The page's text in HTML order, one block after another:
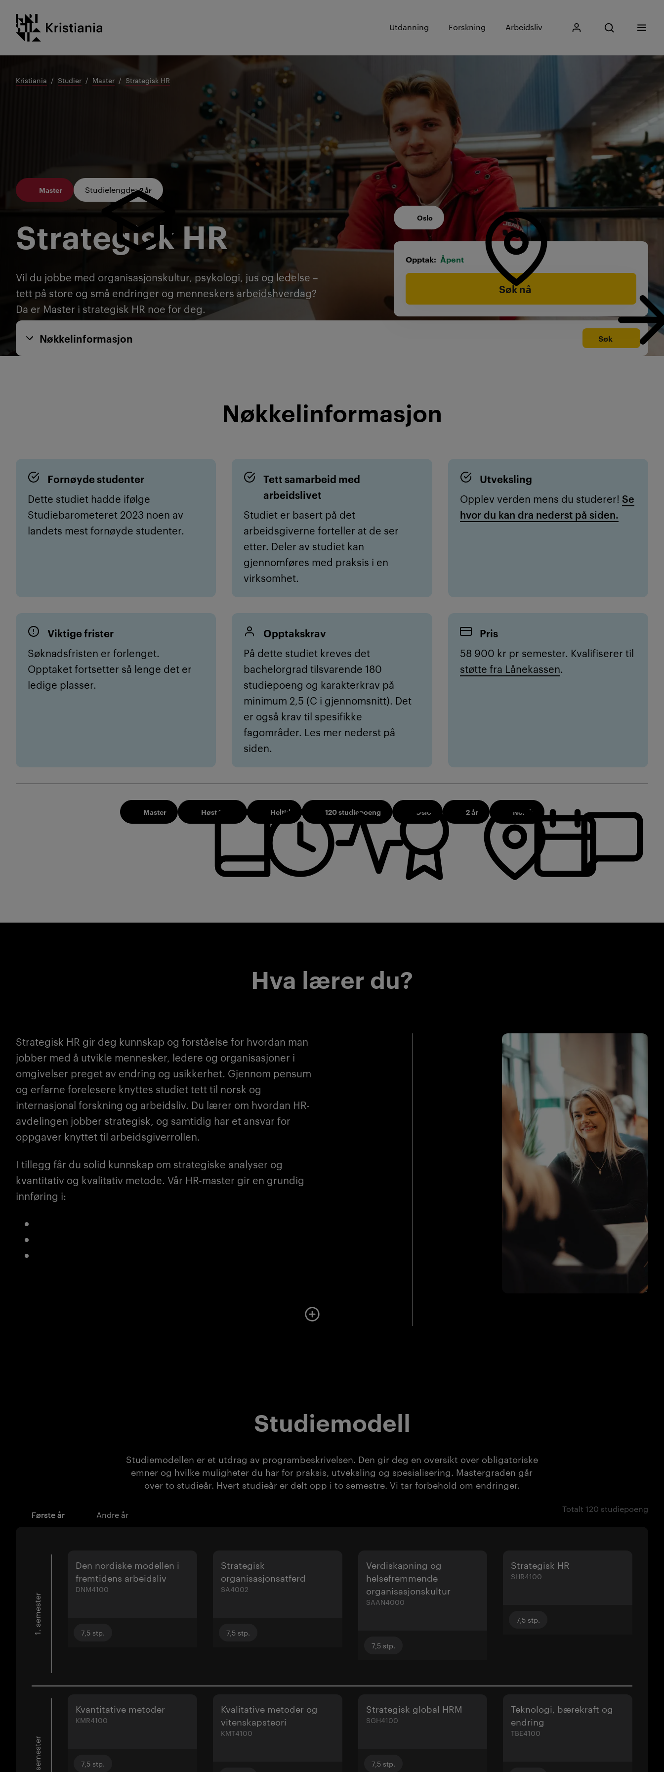
Gå
til
innhold
Kristiania logo
Utdanning Forskning Arbeidsliv Mitt KristianiaÅpne søk
Skriv inn
Søk
Meny
Kristiania Studier Master Strategisk HR
Master Studielengde: 2 år
Strategisk HR
Vil du jobbe med organisasjonskultur, psykologi, jus og ledelse –
tett på store og små endringer og menneskers arbeidshverdag?
Da er Master i strategisk HR noe for deg.
Oslo
Opptak Åpent
Søk nå
Nøkkelinformasjon Søk
Nøkkelinformasjon
Fornøyde studenter
Dette studiet hadde ifølge
Studiebarometeret 2023 noen av
landets mest fornøyde studenter.
Tett samarbeid med
arbeidslivet
Studiet er basert på det
arbeidsgiverne forteller at de ser
etter. Deler av studiet kan
gjennomføres med praksis i en
virksomhet.
Utveksling
Opplev verden mens du studerer! Se
hvor du kan dra nederst på siden.
Viktige frister
Søknadsfristen er forlenget.
Opptaket fortsetter så lenge det er
ledige plasser.
Opptakskrav
På dette studiet kreves det
bachelorgrad tilsvarende 180
studiepoeng og karakterkrav på
minimum 2,5 (C i gjennomsnitt). Det
er også krav til spesifikke
fagområder. Les mer nederst på
siden.
Pris
58 900 kr pr semester. Kvalifiserer til
støtte fra Lånekassen.
Master Høst 2026 Heltid 120 studiepoeng Oslo 2 år Norsk
Hva lærer du?
Strategisk HR gir deg kunnskap og forståelse for hvordan man
jobber med å utvikle mennesker, ledere og organisasjoner i
omgivelser preget av endring og usikkerhet. Gjennom pensum
og erfarne forelesere knyttes studiet tett til norsk og
internasjonal forskning og arbeidsliv. Du lærer om hvordan HR-
avdelingen jobber strategisk, og samtidig har et ansvar for
oppgaver knyttet til arbeidsgiverrollen.
I tillegg får du solid kunnskap om strategiske analyser og
kvantitativ og kvalitativ metode. Vår HR-master gir en grundig
innføring i:
Mer om undervisningen
Studiemodell
Studiemodellen er et utdrag av programbeskrivelsen. Den gir deg en oversikt over obligatoriske
emner og hvilke muligheter du har for praksis, utveksling og spesialisering. Mastergraden går
over to studieår. Hvert studieår er delt opp i to semestre. Vi tar forbehold om endringer.
Første år Andre år
Totalt 120 studiepoeng
1. semester
2. semester
Strategisk HR
SHR4100
7,5 stp.
Strategisk
organisasjonsatferd
SA4002
7,5 stp.
Verdiskapning og
helsefremmende
organisasjonskultur
SAAN4000
7,5 stp.
Den nordiske modellen i
fremtidens arbeidsliv
DNM4100
7,5 stp.
Teknologi, bærekraft og
endring
TBE4100
Kvantitative metoder
KMR4100
7,5 stp.
Kvalitative metoder og
vitenskapsteori
KMT4100
Strategisk global HRM
SGH4100
7,5 stp.